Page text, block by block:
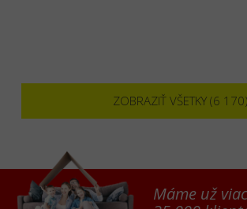
ZOBRAZIŤ VŠETKY (6 170)
Máme už